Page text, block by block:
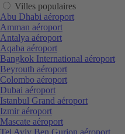
Villes populaires
Abu Dhabi aéroport
Amman aéroport
Antalya aéroport
Aqaba aéroport
Bangkok International aéroport
Beyrouth aéroport
Colombo aéroport
Dubai aéroport
Istanbul Grand aéroport
Izmir aéroport
Mascate aéroport
Tel Aviv Ben Gurion aéroport